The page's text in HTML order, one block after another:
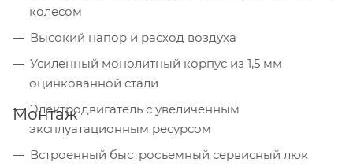
колесом
Высокий напор и расход воздуха
Усиленный монолитный корпус из 1,5 мм
оцинкованной стали
Электродвигатель с увеличенным
эксплуатационным ресурсом
Встроенный быстросъемный сервисный люк
Монтаж